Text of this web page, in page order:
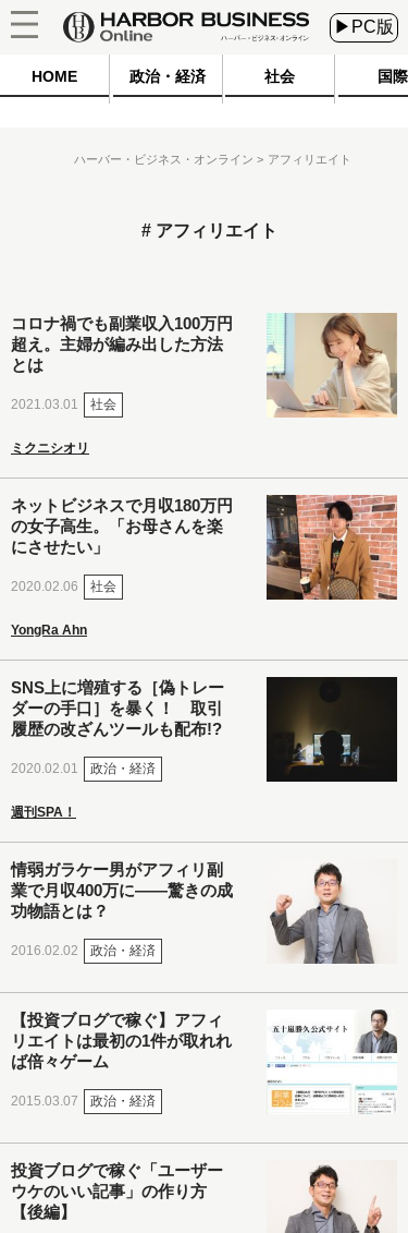
▶PC版
HOME 政治・経済 社会 国際
ハーバー・ビジネス・オンライン アフィリエイト
アフィリエイト
コロナ禍でも副業収入100万円
超え。主婦が編み出した方法
とは
2021.03.01 社会
ミクニシオリ
ネットビジネスで月収180万円
の女子高生。「お母さんを楽
にさせたい」
2020.02.06 社会
YongRa Ahn
SNS上に増殖する［偽トレー
ダーの手口］を暴く！ 取引
履歴の改ざんツールも配布!?
2020.02.01 政治・経済
週刊SPA！
情弱ガラケー男がアフィリ副
業で月収400万に――驚きの成
功物語とは？
2016.02.02 政治・経済
【投資ブログで稼ぐ】アフィ
リエイトは最初の1件が取れれ
ば倍々ゲーム
2015.03.07 政治・経済
投資ブログで稼ぐ「ユーザー
ウケのいい記事」の作り方
【後編】